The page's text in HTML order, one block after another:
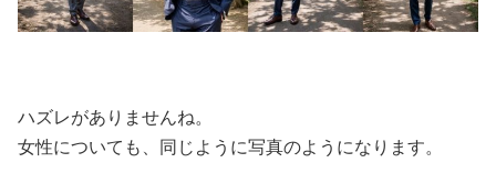
ハズレがありませんね。
女性についても、同じように写真のようになります。